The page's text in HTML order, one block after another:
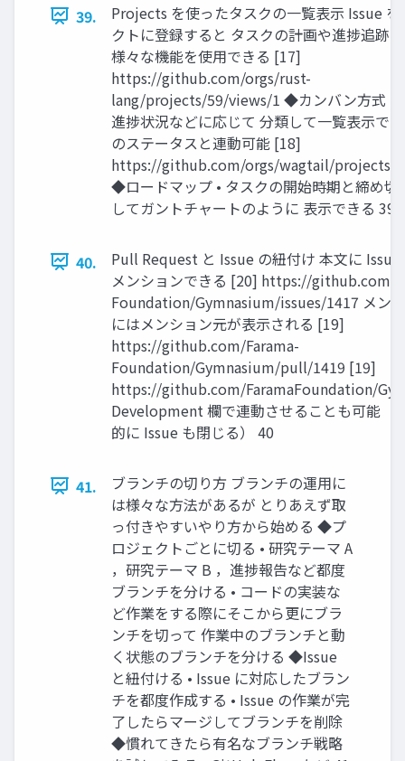
39.
Projects を使ったタスクの一覧表示 Issue
クトに登録すると タスクの計画や進捗追跡
様々な機能を使用できる [17]
https://github.com/orgs/rust-
lang/projects/59/views/1 ◆カンバン方式 •
進捗状況などに応じて 分類して一覧表示で
のステータスと連動可能 [18]
https://github.com/orgs/wagtail/projects/
◆ロードマップ • タスクの開始時期と締め切
してガントチャートのように 表示できる 39
40.
Pull Request と Issue の紐付け 本文に
メンションできる [20] https://github.com/
Foundation/Gymnasium/issues/1417 メン
にはメンション元が表示される [19]
https://github.com/Farama-
Foundation/Gymnasium/pull/1419 [19]
https://github.com/FaramaFoundation/
Development 欄で連動させることも可能 （
的に Issue も閉じる） 40
41.
ブランチの切り方 ブランチの運用に
は様々な方法があるが とりあえず取
っ付きやすいやり方から始める ◆プ
ロジェクトごとに切る • 研究テーマ A
，研究テーマ B ，進捗報告など都度
ブランチを分ける • コードの実装な
ど作業をする際にそこから更にブラ
ンチを切って 作業中のブランチと動
く状態のブランチを分ける ◆Issue
と紐付ける • Issue に対応したブラン
チを都度作成する • Issue の作業が完
了したらマージしてブランチを削除
◆慣れてきたら有名なブランチ戦略